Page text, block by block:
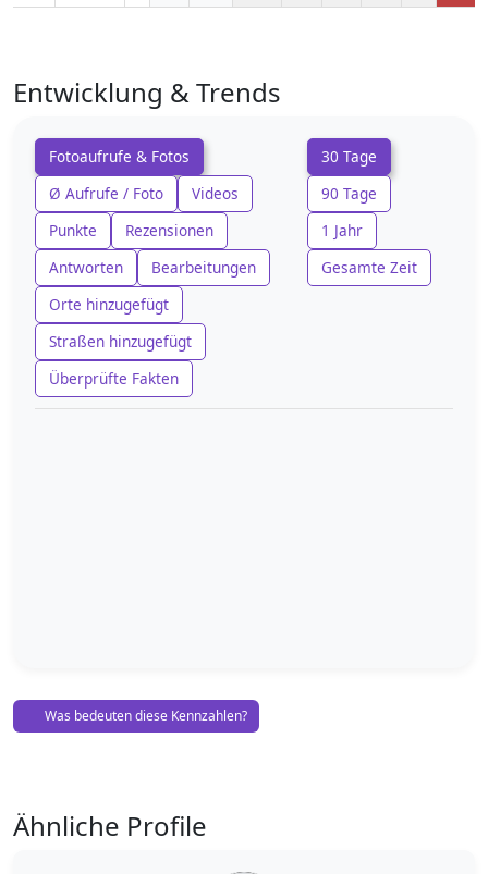
Entwicklung & Trends
Fotoaufrufe & Fotos
Ø Aufrufe / Foto
Videos
Punkte
Rezensionen
Antworten
Bearbeitungen
Orte hinzugefügt
Straßen hinzugefügt
Überprüfte Fakten
30 Tage
90 Tage
1 Jahr
Gesamte Zeit
Was bedeuten diese Kennzahlen?
Ähnliche Profile